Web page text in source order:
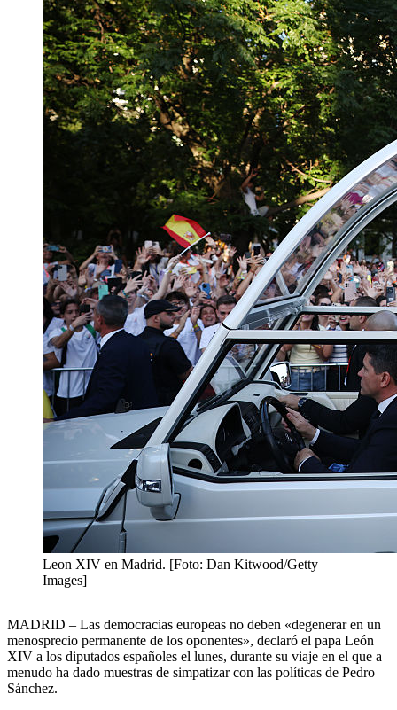
Leon XIV en Madrid. [Foto: Dan Kitwood/Getty
Images]
MADRID – Las democracias europeas no deben «degenerar en un
menosprecio permanente de los oponentes», declaró el papa León
XIV a los diputados españoles el lunes, durante su viaje en el que a
menudo ha dado muestras de simpatizar con las políticas de Pedro
Sánchez.